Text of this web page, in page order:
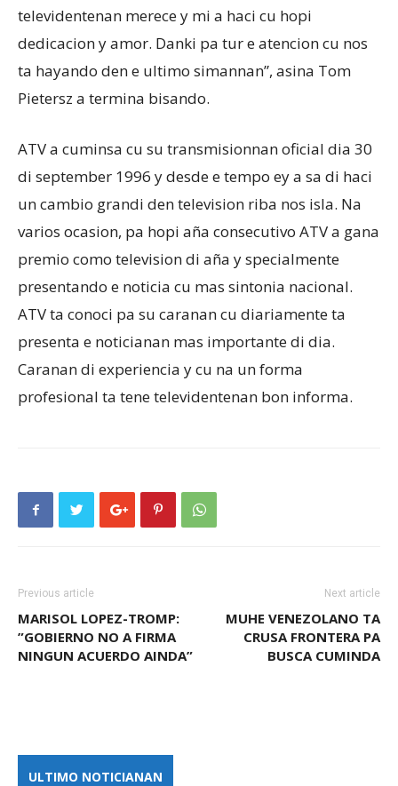
televidentenan merece y mi a haci cu hopi
dedicacion y amor. Danki pa tur e atencion cu nos
ta hayando den e ultimo simannan”, asina Tom
Pietersz a termina bisando.
ATV a cuminsa cu su transmisionnan oficial dia 30
di september 1996 y desde e tempo ey a sa di haci
un cambio grandi den television riba nos isla. Na
varios ocasion, pa hopi aña consecutivo ATV a gana
premio como television di aña y specialmente
presentando e noticia cu mas sintonia nacional.
ATV ta conoci pa su caranan cu diariamente ta
presenta e noticianan mas importante di dia.
Caranan di experiencia y cu na un forma
profesional ta tene televidentenan bon informa.
Previous article
MARISOL LOPEZ-TROMP:
”GOBIERNO NO A FIRMA
NINGUN ACUERDO AINDA”
Next article
MUHE VENEZOLANO TA
CRUSA FRONTERA PA
BUSCA CUMINDA
ULTIMO NOTICIANAN